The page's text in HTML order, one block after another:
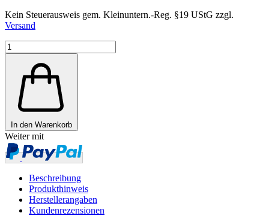
Kein Steuerausweis gem. Kleinuntern.-Reg. §19 UStG zzgl.
Versand
In den Warenkorb
Weiter mit
Beschreibung
Produkthinweis
Herstellerangaben
Kundenrezensionen